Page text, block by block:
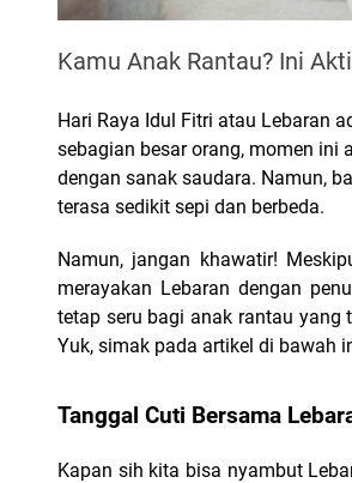
Kamu Anak Rantau? Ini
Hari Raya Idul Fitri atau Lebaran
sebagian besar orang, momen
dengan sanak saudara. Namun,
terasa sedikit sepi dan berbeda.
Namun, jangan khawatir!
merayakan Lebaran dengan
tetap seru bagi anak rantau
Yuk, simak pada artikel di bawah
Tanggal Cuti Bersama
Kapan sih kita bisa nyambut